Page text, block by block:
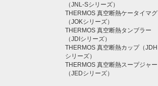
（JNL-Sシリーズ）
THERMOS 真空断熱ケータイマグ
（JOKシリーズ）
THERMOS 真空断熱タンブラー
（JDIシリーズ）
THERMOS 真空断熱カップ（JDH
シリーズ）
THERMOS 真空断熱スープジャー
（JEDシリーズ）